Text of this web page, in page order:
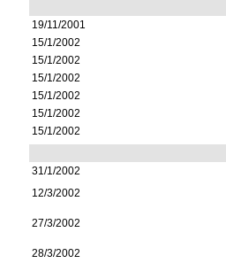
19/11/2001
15/1/2002
15/1/2002
15/1/2002
15/1/2002
15/1/2002
15/1/2002
31/1/2002
12/3/2002
27/3/2002
28/3/2002